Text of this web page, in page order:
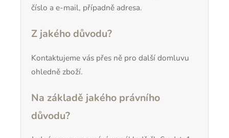
číslo a e-mail, případně adresa.
Z jakého důvodu?
Kontaktujeme vás přes ně pro další domluvu
ohledně zboží.
Na základě jakého právního
důvodu?